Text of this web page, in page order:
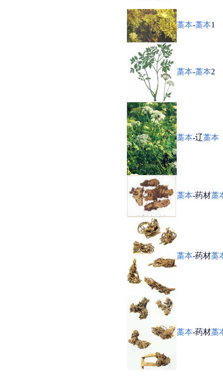
藁本-藁本1
藁本-藁本2
藁本-辽 藁本
藁本-药材藁
藁本-药材藁
藁本-药材藁